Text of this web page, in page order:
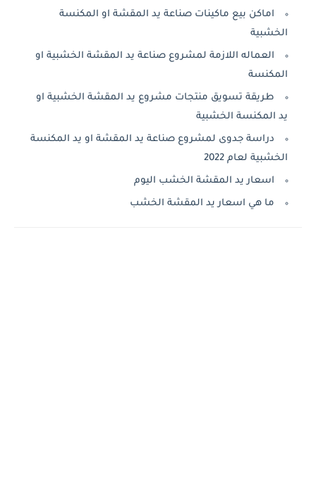
اماكن بيع ماكينات صناعة يد المقشة او المكنسة
الخشبية
العماله اللازمة لمشروع صناعة يد المقشة الخشبية او
المكنسة
طريقة تسويق منتجات مشروع يد المقشة الخشبية او
يد المكنسة الخشبية
دراسة جدوى لمشروع صناعة يد المقشة او يد المكنسة
الخشبية لعام 2022
اسعار يد المقشة الخشب اليوم
ما هي اسعار يد المقشة الخشب